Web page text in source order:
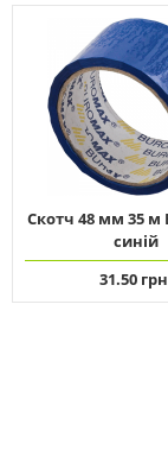
Скотч 48 мм 35 м
синій
31.50